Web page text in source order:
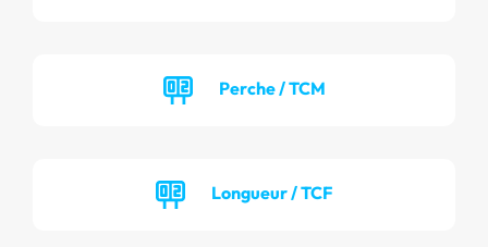
Perche / TCM
Longueur / TCF